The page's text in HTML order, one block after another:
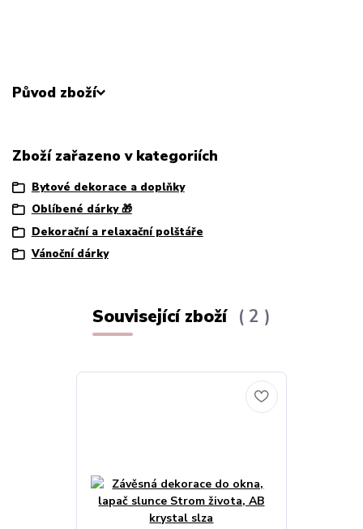
Původ zboží
Zboží zařazeno v kategoriích
Bytové dekorace a doplňky
Oblíbené dárky 🎁
Dekorační a relaxační polštáře
Vánoční dárky
Související zboží 2